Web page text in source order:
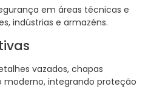
em áreas técnicas e
indústrias e armazéns.
vazados, chapas
integrando proteção